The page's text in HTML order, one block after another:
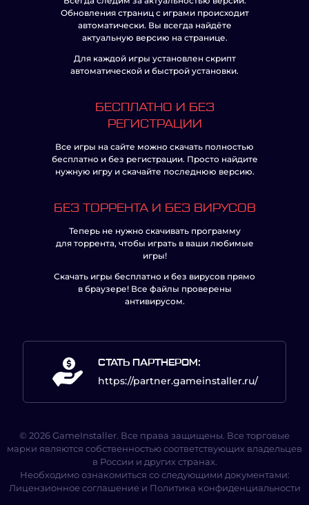
Обновления страниц с играми происходит
автоматически. Вы всегда найдёте
актуальную версию на странице.
Для каждой игры установлен скрипт
автоматической и быстрой установки.
БЕСПЛАТНО И БЕЗ
РЕГИСТРАЦИИ
Все игры на сайте можно скачать полностью
бесплатно и без регистрации. Просто найдите
нужную игру и скачайте последнюю версию.
БЕЗ ТОРРЕНТА И БЕЗ ВИРУСОВ
Теперь не нужно скачивать программу
для торрента, чтобы играть в ваши любимые
игры!
Скачать игры бесплатно и без вирусов прямо
в браузере! Все файлы проверены
антивирусом.
СТАТЬ ПАРТНЕРОМ:
https://partner.gameinstaller.ru/
© 2026 GameInstaller. Все права защищены. Все торговые
марки являются собственностью соответствующих владельцев
в России и других странах.
Необходимо ознакомиться со следующими документами:
Лицензионное соглашение и Политика конфиденциальности